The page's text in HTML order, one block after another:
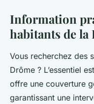
Information
habitants de la
Vous recherchez des
Drôme ? L’essentiel
offre une couverture
garantissant une